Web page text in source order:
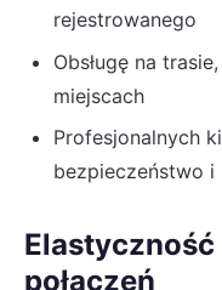
rejestrowanego
Obsługę na
miejscach
Profesjonalnych
bezpieczeństwo
połączeń